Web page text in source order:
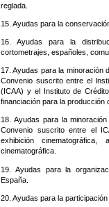
reglada.
15. Ayudas para la
16. Ayudas para la
cortometrajes, españoles,
17. Ayudas para la minoración
Convenio suscrito entre el
(ICAA) y el Instituto de
financiación para la producción
18. Ayudas para la
Convenio suscrito entre el
exhibición
cinematográfica.
19. Ayudas para la
España.
20. Ayudas para la